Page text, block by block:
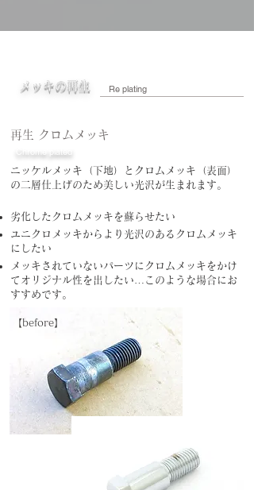
メッキの再生 Re plating
再生 クロムメッキ
Chrome plated
​ニッケルメッキ（下地）とクロムメッキ（表面）
の二層仕上げのため美しい光沢が生まれます。
劣化したクロムメッキを蘇らせたい
ユニクロメッキからより光沢のあるクロムメッキ
にしたい
メッキされていないパーツにクロムメッキをかけ
てオリジナル性を出したい
このような場合にお
すすめです。
​【before】